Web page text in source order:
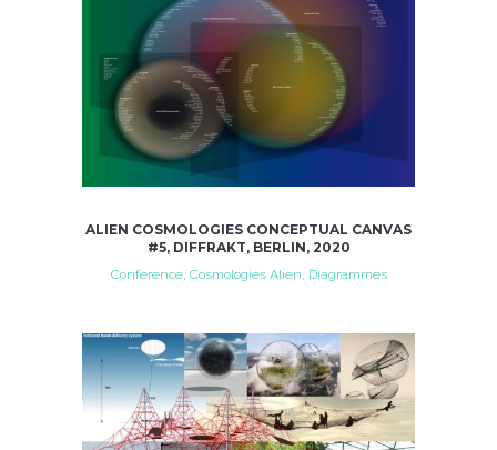
ALIEN COSMOLOGIES CONCEPTUAL CANVAS
#5, DIFFRAKT, BERLIN, 2020
Conference, Cosmologies Alien, Diagrammes